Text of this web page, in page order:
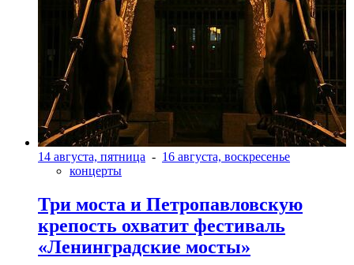
14 августа, пятница - 16 августа, воскресенье
концерты
Три моста и Петропавловскую
крепость охватит фестиваль
«Ленинградские мосты»